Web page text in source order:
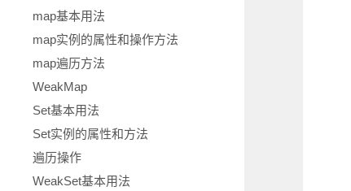
map基本用法
map实例的属性和操作方法
map遍历方法
WeakMap
Set基本用法
Set实例的属性和方法
遍历操作
WeakSet基本用法